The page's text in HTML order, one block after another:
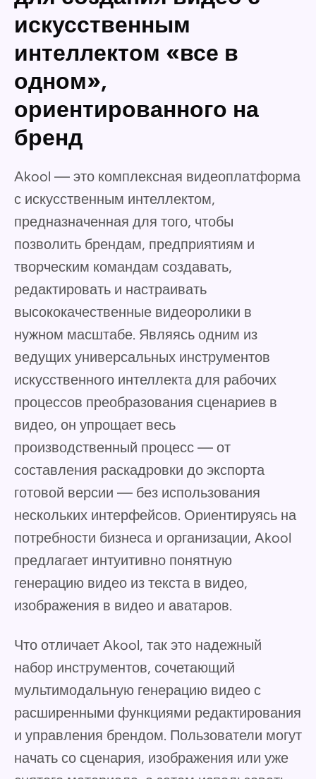
искусственным
интеллектом «все в
одном»,
ориентированного на
бренд
Akool — это комплексная видеоплатформа
с искусственным интеллектом,
предназначенная для того, чтобы
позволить брендам, предприятиям и
творческим командам создавать,
редактировать и настраивать
высококачественные видеоролики в
нужном масштабе. Являясь одним из
ведущих универсальных инструментов
искусственного интеллекта для рабочих
процессов преобразования сценариев в
видео, он упрощает весь
производственный процесс — от
составления раскадровки до экспорта
готовой версии — без использования
нескольких интерфейсов. Ориентируясь на
потребности бизнеса и организации, Akool
предлагает интуитивно понятную
генерацию видео из текста в видео,
изображения в видео и аватаров.
Что отличает Akool, так это надежный
набор инструментов, сочетающий
мультимодальную генерацию видео с
расширенными функциями редактирования
и управления брендом. Пользователи могут
начать со сценария, изображения или уже